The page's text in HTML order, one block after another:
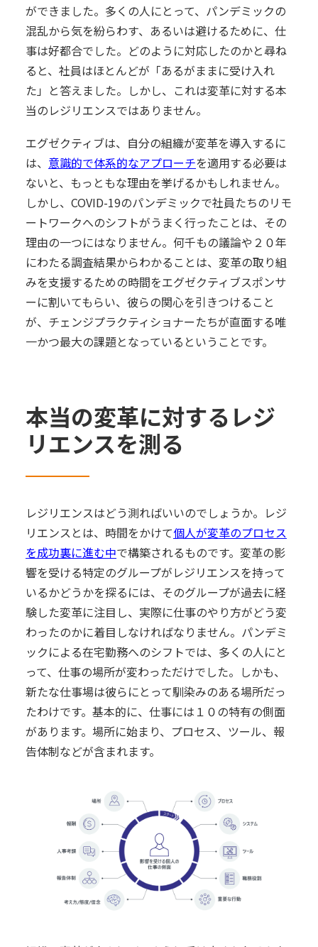
ができました。多くの人にとって、パンデミックの
混乱から気を紛らわす、あるいは避けるために、仕
事は好都合でした。どのように対応したのかと尋ね
ると、社員はほとんどが「あるがままに受け入れ
た」と答えました。しかし、これは変革に対する本
当のレジリエンスではありません。
エグゼクティブは、自分の組織が変革を導入するに
は、 意識的で体系的なアプローチを適用する必要は
ないと、もっともな理由を挙げるかもしれません。
しかし、COVID-19のパンデミックで社員たちのリモ
ートワークへのシフトがうまく行ったことは、その
理由の一つにはなりません。何千もの議論や２０年
にわたる調査結果からわかることは、変革の取り組
みを支援するための時間をエグゼクティブスポンサ
ーに割いてもらい、彼らの関心を引きつけること
が、チェンジプラクティショナーたちが直面する唯
一かつ最大の課題となっているということです。
本当の変革に対するレジ
リエンスを測る
レジリエンスはどう測ればいいのでしょうか。レジ
リエンスとは、時間をかけて個人が変革のプロセス
を成功裏に進む中で構築されるものです。変革の影
響を受ける特定のグループがレジリエンスを持って
いるかどうかを探るには、そのグループが過去に経
験した変革に注目し、実際に仕事のやり方がどう変
わったのかに着目しなければなりません。パンデミ
ックによる在宅勤務へのシフトでは、多くの人にと
って、仕事の場所が変わっただけでした。しかも、
新たな仕事場は彼らにとって馴染みのある場所だっ
たわけです。基本的に、仕事には１０の特有の側面
があります。場所に始まり、プロセス、ツール、報
告体制などが含まれます。